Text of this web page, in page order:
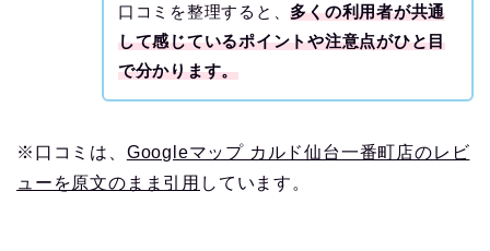
口コミを整理すると、多くの利用者が共通
して感じているポイントや注意点がひと目
で分かります。
※口コミは、 Googleマップ カルド仙台一番町店のレビ
ューを原文のまま引用 しています。